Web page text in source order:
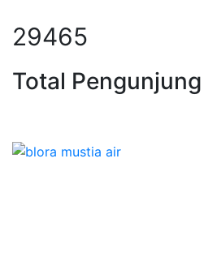
38605
Total Pengunjung